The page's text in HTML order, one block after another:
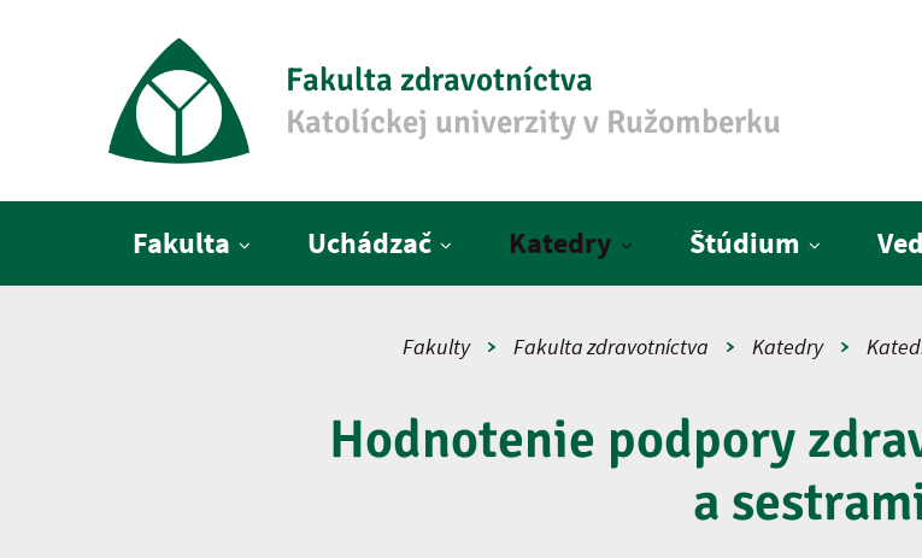
Fakulta zdravotníctva
Katolíckej univerzity v Ružomberku
Fakulta Uchádzač Katedry Štúdium
Fakulty Fakulta zdravotníctva Katedry
Hodnotenie podpory
a